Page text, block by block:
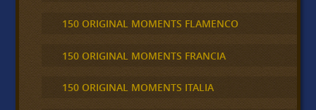
150 ORIGINAL MOMENTS FLAMENCO
150 ORIGINAL MOMENTS FRANCIA
150 ORIGINAL MOMENTS ITALIA